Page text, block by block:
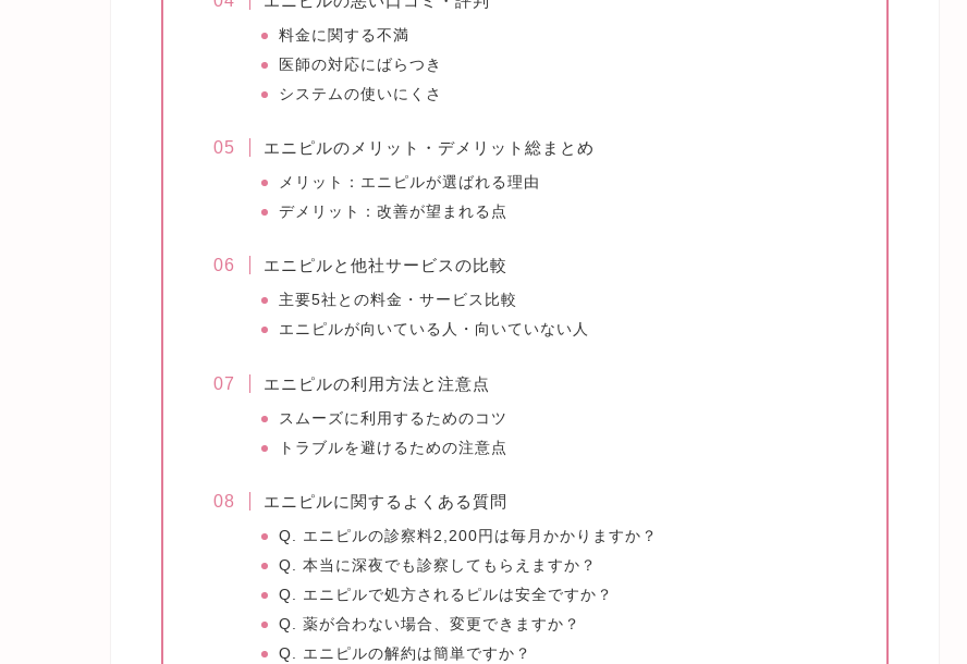
料金に関する不満
医師の対応にばらつき
システムの使いにくさ
エニピルのメリット・デメリット総まとめ
メリット：エニピルが選ばれる理由
デメリット：改善が望まれる点
エニピルと他社サービスの比較
主要5社との料金・サービス比較
エニピルが向いている人・向いていない人
エニピルの利用方法と注意点
スムーズに利用するためのコツ
トラブルを避けるための注意点
エニピルに関するよくある質問
Q. エニピルの診察料2,200円は毎月かかりますか？
Q. 本当に深夜でも診察してもらえますか？
Q. エニピルで処方されるピルは安全ですか？
Q. 薬が合わない場合、変更できますか？
Q. エニピルの解約は簡単ですか？